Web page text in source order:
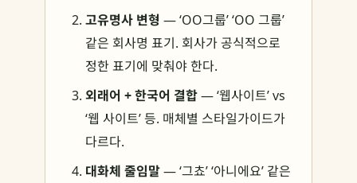
고유명사 변형 — ‘OO그룹’ ‘OO 그룹’
같은 회사명 표기. 회사가 공식적으로
정한 표기에 맞춰야 한다.
외래어 + 한국어 결합— ‘웹사이트’ vs
‘웹 사이트’ 등. 매체별 스타일가이드가
다르다.
대화체 줄임말— ‘그쵸’ ‘아니에요’ 같은